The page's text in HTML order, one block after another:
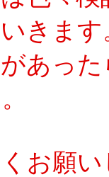
きます
あっ
お願